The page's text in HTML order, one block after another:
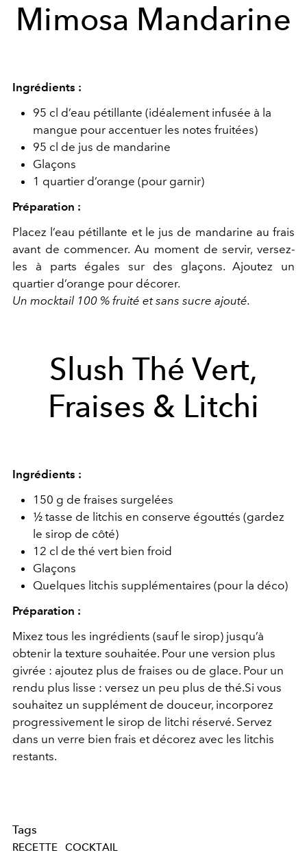
Mimosa Mandarine
Ingrédients :
95 cl d’eau pétillante (idéalement infusée à la
mangue pour accentuer les notes fruitées)
95 cl de jus de mandarine
Glaçons
1 quartier d’orange (pour garnir)
Préparation :
Placez l’eau pétillante et le jus de mandarine au frais
avant de commencer. Au moment de servir, versez-
les à parts égales sur des glaçons. Ajoutez un
quartier d’orange pour décorer.
Un mocktail 100 % fruité et sans sucre ajouté.
Slush Thé Vert,
Fraises & Litchi
Ingrédients :
150 g de fraises surgelées
½ tasse de litchis en conserve égouttés (gardez
le sirop de côté)
12 cl de thé vert bien froid
Glaçons
Quelques litchis supplémentaires (pour la déco)
Préparation :
Mixez tous les ingrédients (sauf le sirop) jusqu’à
obtenir la texture souhaitée. Pour une version plus
givrée : ajoutez plus de fraises ou de glace. Pour un
rendu plus lisse : versez un peu plus de thé.Si vous
souhaitez un supplément de douceur, incorporez
progressivement le sirop de litchi réservé. Servez
dans un verre bien frais et décorez avec les litchis
restants.
Tags
RECETTE COCKTAIL